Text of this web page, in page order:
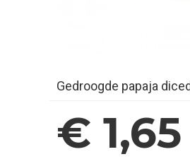
Gedroogde papaja
€ 1,65